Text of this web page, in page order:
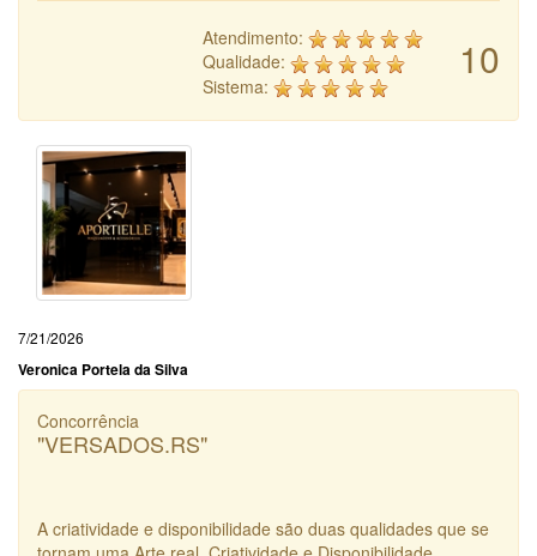
10
Atendimento:
Qualidade:
Sistema:
7/21/2026
Veronica Portela da Silva
Concorrência
"VERSADOS.RS"
A criatividade e disponibilidade são duas qualidades que se